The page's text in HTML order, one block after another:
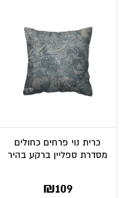
כרית נוי פרחים כחולים
מסדרת ספליין ברקע בהיר
₪109